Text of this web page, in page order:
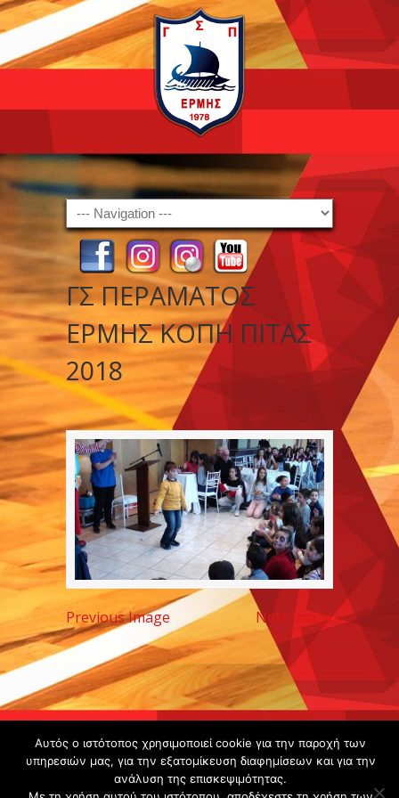
Navigation
ΓΣ ΠΕΡΑΜΑΤΟΣ
ΕΡΜΗΣ ΚΟΠΗ ΠΙΤΑΣ
2018
Previous Image Next Image
Copyright ©
2020 -
Gsperamatosermis.gr
Αυτός ο ιστότοπος χρησιμοποιεί cookie για την παροχή των
υπηρεσιών μας, για την εξατομίκευση διαφημίσεων και για την
ανάλυση της επισκεψιμότητας.